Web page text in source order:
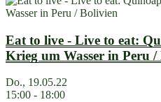
Eat to live - Live to eat:
Krieg um Wasser in Peru /
Do., 19.05.22
15:00 - 18:00